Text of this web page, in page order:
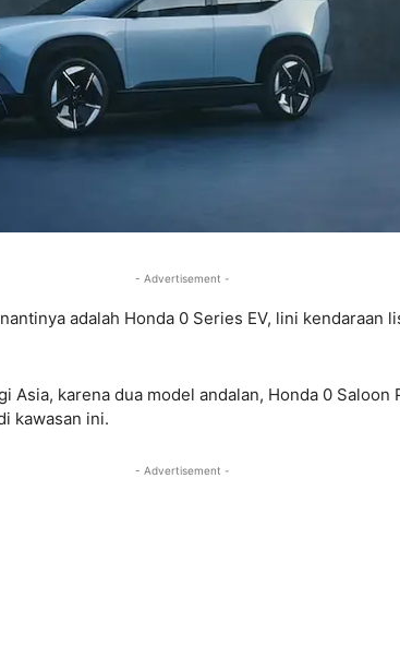
- Advertisement -
adalah Honda 0 Series EV, lini kendaraan
Asia, karena dua model andalan, Honda 0 Saloon
kawasan ini.
- Advertisement -